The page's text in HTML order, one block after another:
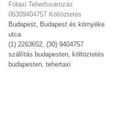
Fötaxi Teherfuvarozás
06309404757 Költöztetés
Budapest, Budapest és környéke
utca
(1) 2263652, (30) 9404757
szállítás budapesten, költöztetés
budapesten, tehertaxi